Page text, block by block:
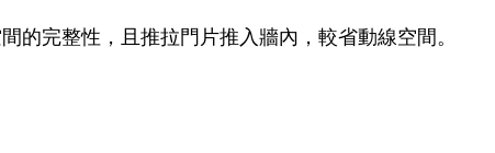
的完整性，且推拉門片推入牆內，較省動線空間。